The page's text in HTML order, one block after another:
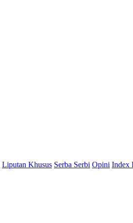
Liputan Khusus Serba Serbi Opini Index